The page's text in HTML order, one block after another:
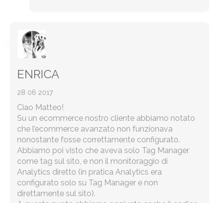
ENRICA
28 06 2017
Ciao Matteo!
Su un ecommerce nostro cliente abbiamo notato
che l’ecommerce avanzato non funzionava
nonostante fosse correttamente configurato.
Abbiamo poi visto che aveva solo Tag Manager
come tag sul sito, e non il monitoraggio di
Analytics diretto (in pratica Analytics era
configurato solo su Tag Manager e non
direttamente sul sito).